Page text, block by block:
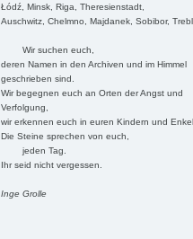
Łódź, Minsk, Riga, Theresienstadt,
Auschwitz, Chelmno, Majdanek, Sobibor,
Wir suchen euch,
deren Namen in den Archiven und im Himmel
geschrieben sind.
Wir begegnen euch an Orten der Angst und
Verfolgung,
wir erkennen euch in euren Kindern und
Die Steine sprechen von euch,
jeden Tag.
Ihr seid nicht vergessen.
Inge Grolle